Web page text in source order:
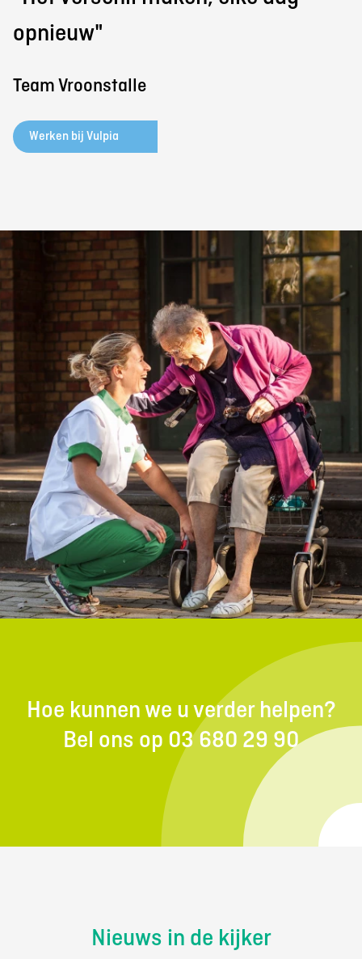
opnieuw"
Team Vroonstalle
Werken bij Vulpia
Hoe kunnen we u verder helpen?
Bel ons op 03 680 29 90
Nieuws in de kijker